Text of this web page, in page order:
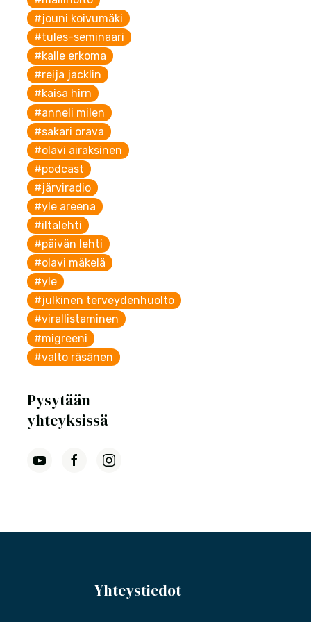
#jouni koivumäki
#tules-seminaari
#kalle erkoma
#reija jacklin
#kaisa hirn
#anneli milen
#sakari orava
#olavi airaksinen
#podcast
#järviradio
#yle areena
#iltalehti
#päivän lehti
#olavi mäkelä
#yle
#julkinen terveydenhuolto
#virallistaminen
#migreeni
#valto räsänen
Pysytään
yhteyksissä
Yhteystiedot